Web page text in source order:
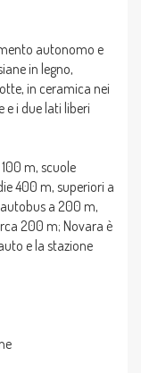
autonomo e
in legno,
in ceramica nei
e i due lati liberi
m, scuole
400 m, superiori a
a 200 m,
200 m; Novara è
e la stazione